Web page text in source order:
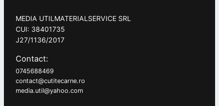
MEDIA UTILMATERIALSERVICE SRL
CUI: 38401735
J27/1136/2017
Contact:
0745688469
contact@cutitecarne.ro
media.util@yahoo.com